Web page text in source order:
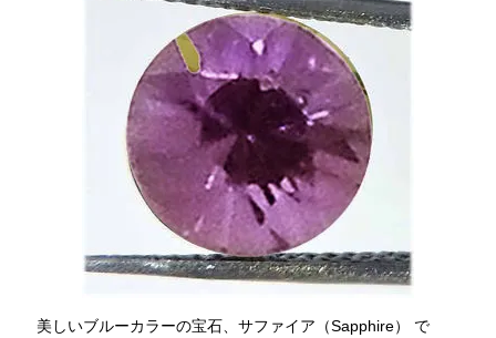
美しいブルーカラーの宝石、サファイア（Sapphire） で